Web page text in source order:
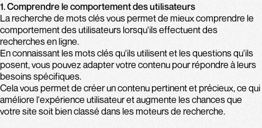
1. Comprendre le comportement des utilisateurs
La recherche de mots clés vous permet de mieux comprendre le
comportement des utilisateurs lorsqu'ils effectuent des
recherches en ligne.
En connaissant les mots clés qu'ils utilisent et les questions qu'ils
posent, vous pouvez adapter votre contenu pour répondre à leurs
besoins spécifiques.
Cela vous permet de créer un contenu pertinent et précieux, ce qui
améliore l'expérience utilisateur et augmente les chances que
votre site soit bien classé dans les moteurs de recherche.